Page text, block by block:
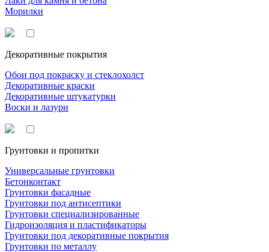
Морилки
Декоративные покрытия
Обои под покраску и стеклохолст
Декоративные краски
Декоративные штукатурки
Воски и лазури
Грунтовки и пропитки
Универсальные грунтовки
Бетонконтакт
Грунтовки фасадные
Грунтовки под антисептики
Грунтовки специализированные
Гидроизоляция и пластификаторы
Грунтовки под декоративные покрытия
Грунтовки по металлу